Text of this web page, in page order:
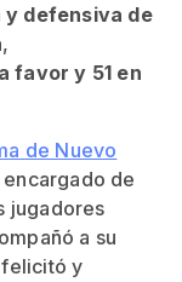
y defensiva de
,
favor y 51 en
de Nuevo
de
jugadores
a su
y